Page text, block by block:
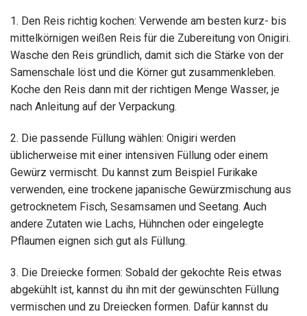
1. Den Reis richtig kochen: Verwende am besten kurz- bis
mittelkörnigen weißen Reis für die Zubereitung von Onigiri.
Wasche den Reis gründlich, damit sich die Stärke von der
Samenschale löst und die Körner gut zusammenkleben.
Koche den Reis dann mit der richtigen Menge Wasser, je
nach Anleitung auf der Verpackung.
2. Die passende Füllung wählen: Onigiri werden
üblicherweise mit einer intensiven Füllung oder einem
Gewürz vermischt. Du kannst zum Beispiel Furikake
verwenden, eine trockene japanische Gewürzmischung aus
getrocknetem Fisch, Sesamsamen und Seetang. Auch
andere Zutaten wie Lachs, Hühnchen oder eingelegte
Pflaumen eignen sich gut als Füllung.
3. Die Dreiecke formen: Sobald der gekochte Reis etwas
abgekühlt ist, kannst du ihn mit der gewünschten Füllung
vermischen und zu Dreiecken formen. Dafür kannst du